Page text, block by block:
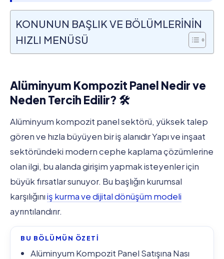
KONUNUN BAŞLIK VE BÖLÜMLERİNİN
HIZLI MENÜSÜ
Alüminyum Kompozit Panel Nedir ve
Neden Tercih Edilir? 🛠️
Alüminyum kompozit panel sektörü, yüksek talep
gören ve hızla büyüyen bir iş alanıdır Yapı ve inşaat
sektöründeki modern cephe kaplama çözümlerine
olan ilgi, bu alanda girişim yapmak isteyenler için
büyük fırsatlar sunuyor. Bu başlığın kurumsal
karşılığınıiş kurma ve dijital dönüşüm modeli
ayrıntılandırır.
BU BÖLÜMÜN ÖZETİ
Alüminyum Kompozit Panel Satışına Nası